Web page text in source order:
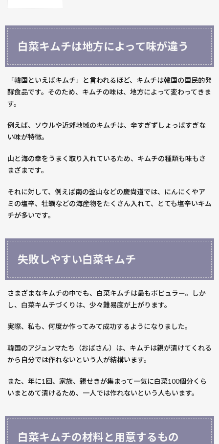
キム
地方
って
味が
違う
しや
すい
キム
チ
白菜
キム
チの
と用
るも
白菜
キム
簡単
り方
4.1
白菜
チの
ント
漬け
白菜キムチは地方によって味が違う
「韓国といえばキムチ」と言われるほど、キムチは韓国の国民的発
酵食品です。そのため、キムチの味は、地方によって変わってきま
す。
例えば、ソウルや近郊地域のキムチは、辛すぎずしょっぱすぎな
い味が特徴。
山と海の幸をうまく取り入れているため、キムチの種類も味もさ
まざまです。
それに対して、例えば南の釜山などの慶尙道では、にんにくやア
ミの塩辛、牡蠣などの海産物をたくさん入れて、とても塩辛いキム
チが多いです。
失敗しやすい白菜キムチ
さまざまなキムチの中でも、白菜キムチは最もポピュラー。しか
し、白菜キムチづくりは、少々難易度が上がります。
実際、私も、何度か作ってみて成功するようになりました。
韓国のアジュンマたち（おばさん）は、キムチは親が漬けてくれる
から自分では作れないという人が結構います。
また、年に1回、家族、親せきが集まって一気に白菜100個分くら
いまとめて漬けるため、一人では作れないという人もいます。
白菜キムチの材料と用意するもの